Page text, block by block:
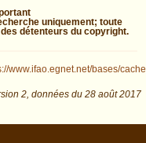
uniquement; toute
détenteurs du copyright.
www.ifao.egnet.net/bases/
2, données du 28 août 2017